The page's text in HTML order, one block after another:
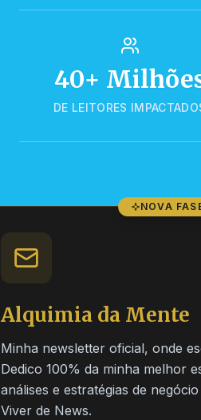
40+
DE LEITORES
NOVA
Alquimia da Mente
Minha newsletter oficial, onde
Dedico 100% da minha melhor
análises e estratégias de
Viver de News.